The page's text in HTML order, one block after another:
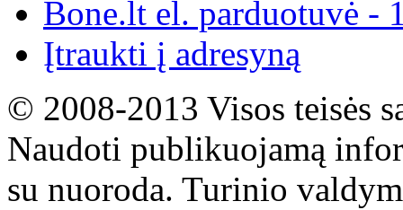
Bone.lt el. parduotuvė -
Įtraukti į adresyną
© 2008-2013 Visos teisės
Naudoti publikuojamą
su nuoroda. Turinio